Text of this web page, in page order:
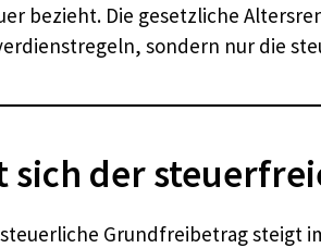
bezieht. Die gesetzliche
sondern nur die
sich der
Grundfreibetrag steigt